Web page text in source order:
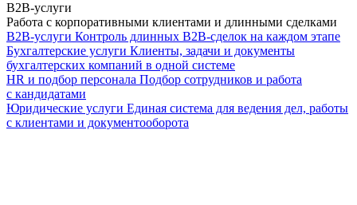
B2B-услуги
Работа с корпоративными клиентами и длинными сделками
B2B-услуги Контроль длинных B2B-сделок на каждом этапе
Бухгалтерские услуги Клиенты, задачи и документы
бухгалтерских компаний в одной системе
HR и подбор персонала Подбор сотрудников и работа
с кандидатами
Юридические услуги Единая система для ведения дел, работы
с клиентами и документооборота